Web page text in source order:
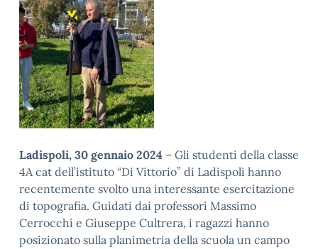
Ladispoli, 30 gennaio 2024 – Gli studenti della classe
4A cat dell’istituto “Di Vittorio” di Ladispoli hanno
recentemente svolto una interessante esercitazione
di topografia. Guidati dai professori Massimo
Cerrocchi e Giuseppe Cultrera, i ragazzi hanno
posizionato sulla planimetria della scuola un campo